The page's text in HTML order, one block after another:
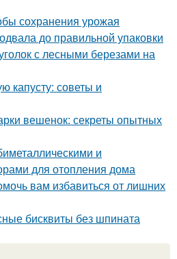
сохранения урожая
до правильной упаковки
с лесными березами на
капусту: советы и
вешенок: секреты опытных
и
для отопления дома
вам избавиться от лишних
бисквиты без шпината